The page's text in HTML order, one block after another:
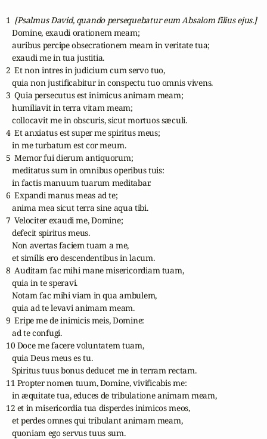
1 [Psalmus David, quando persequebatur eum Absalom filius ejus.]
   Domine, exaudi orationem meam;
   auribus percipe obsecrationem meam in veritate tua;
   exaudi me in tua justitia.
2  Et non intres in judicium cum servo tuo,
   quia non justificabitur in conspectu tuo omnis vivens.
3  Quia persecutus est inimicus animam meam;
   humiliavit in terra vitam meam;
   collocavit me in obscuris, sicut mortuos sæculi.
4  Et anxiatus est super me spiritus meus;
   in me turbatum est cor meum.
5  Memor fui dierum antiquorum;
   meditatus sum in omnibus operibus tuis:
   in factis manuum tuarum meditabar.
6  Expandi manus meas ad te;
   anima mea sicut terra sine aqua tibi.
7  Velociter exaudi me, Domine;
   defecit spiritus meus.
   Non avertas faciem tuam a me,
   et similis ero descendentibus in lacum.
8  Auditam fac mihi mane misericordiam tuam,
   quia in te speravi.
   Notam fac mihi viam in qua ambulem,
   quia ad te levavi animam meam.
9  Eripe me de inimicis meis, Domine:
   ad te confugi.
10 Doce me facere voluntatem tuam,
   quia Deus meus es tu.
   Spiritus tuus bonus deducet me in terram rectam.
11 Propter nomen tuum, Domine, vivificabis me:
   in æquitate tua, educes de tribulatione animam meam,
12 et in misericordia tua disperdes inimicos meos,
   et perdes omnes qui tribulant animam meam,
   quoniam ego servus tuus sum.